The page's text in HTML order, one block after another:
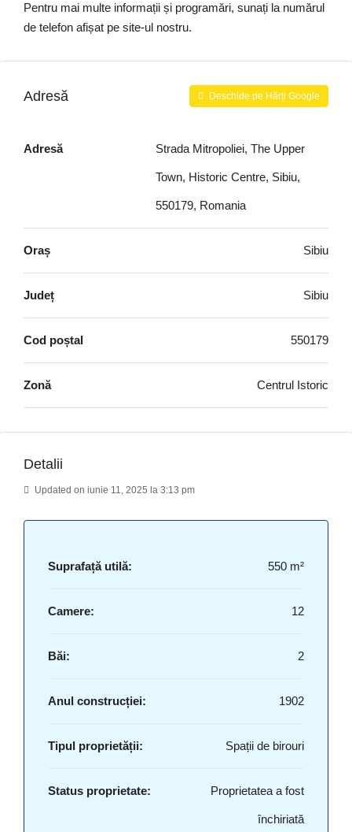
Pentru mai multe informații și programări, sunați la numărul
de telefon afișat pe site-ul nostru.
Adresă Deschide pe Hărți Google
Adresă Strada Mitropoliei, The Upper
Town, Historic Centre, Sibiu,
550179, Romania
Oraș Sibiu
Județ Sibiu
Cod poștal 550179
Zonă Centrul Istoric
Detalii
Updated on iunie 11, 2025 la 3:13 pm
Suprafață utilă: 550 m²
Camere: 12
Băi: 2
Anul construcției: 1902
Tipul proprietății: Spații de birouri
Status proprietate: Proprietatea a fost
închiriată